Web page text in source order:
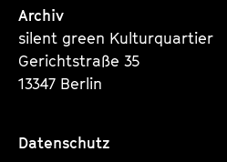
Archiv
silent green Kulturquartier
Gerichtstraße 35
13347 Berlin
Datenschutz